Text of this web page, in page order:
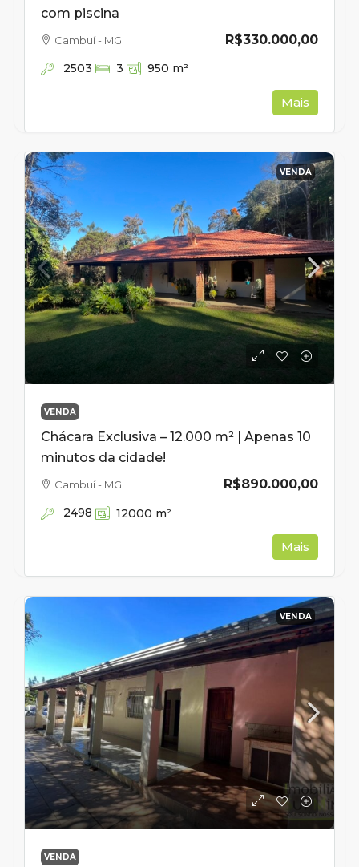
com piscina
R$330.000,00
Cambuí - MG
2503 3 950 m²
Mais
VENDA
VENDA
Chácara Exclusiva – 12.000 m² | Apenas 10
minutos da cidade!
R$890.000,00
Cambuí - MG
2498 12000 m²
Mais
VENDA
VENDA